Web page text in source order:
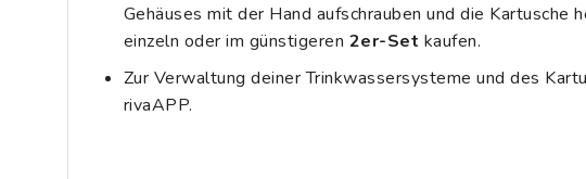
Gehäuses mit der Hand aufschrauben und die Kartusche
einzeln oder im günstigeren 2er-Set kaufen.
Zur Verwaltung deiner Trinkwassersysteme und des
rivaAPP.